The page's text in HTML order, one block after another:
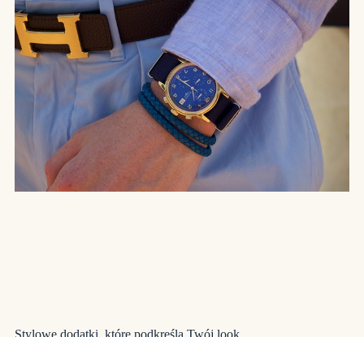
Stylowe dodatki, które podkreślą Twój look